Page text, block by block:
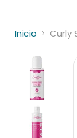
Inicio Curly